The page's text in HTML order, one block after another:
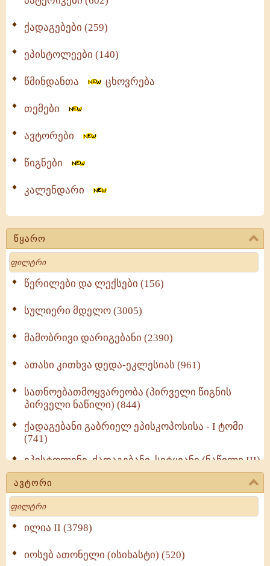
ქადაგებები (259)
ეპისტოლეები (140)
წმინდანთა ცხოვრება
თემები
ავტორები
წიგნები
კალენდარი
წყარო
Search
წერილები და ლექსები (156)
სულიერი მდელო (3005)
მამობრივი დარიგებანი (2390)
ათასი კითხვა დედა-ეკლესიას (961)
სათნოებათმოყვარეობა (პირველი წიგნის
პირველი ნაწილი) (844)
ქადაგებანი გაბრიელ ეპისკოპოსისა - I ტომი
(741)
ეპისტოლენი, ქადაგებანი, სიტყვანი (ნაწილი III)
(723)
მოძღვრის ძალზე სასარგებლო რჩევები
მრევლისათვის (545)
Wisdomge (514)
ქადაგებანი გაბრიელ ეპისკოპოსისა - II ტომი
ავტორი
Search
ილია II (3798)
იოსებ ათონელი (ისიხასტი) (520)